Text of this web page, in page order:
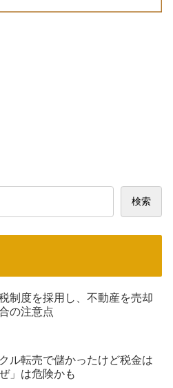
検索
制度を採用し、不動産を売却
の注意点
クル転売で儲かったけど税金は
」は危険かも